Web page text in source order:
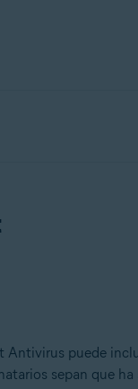
puede
sepan que